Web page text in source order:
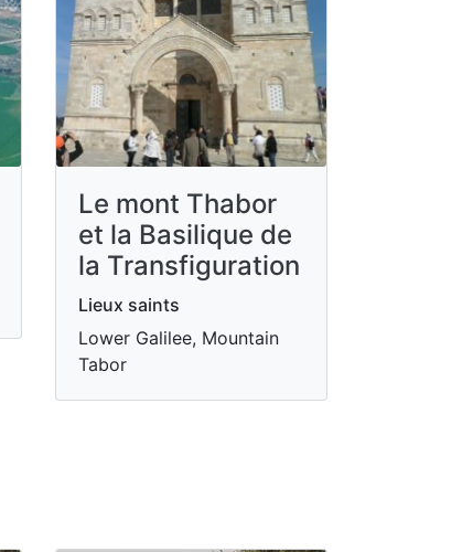
Le mont Thabor
et la Basilique de
la Transfiguration
Lieux saints
Lower Galilee, Mountain
Tabor